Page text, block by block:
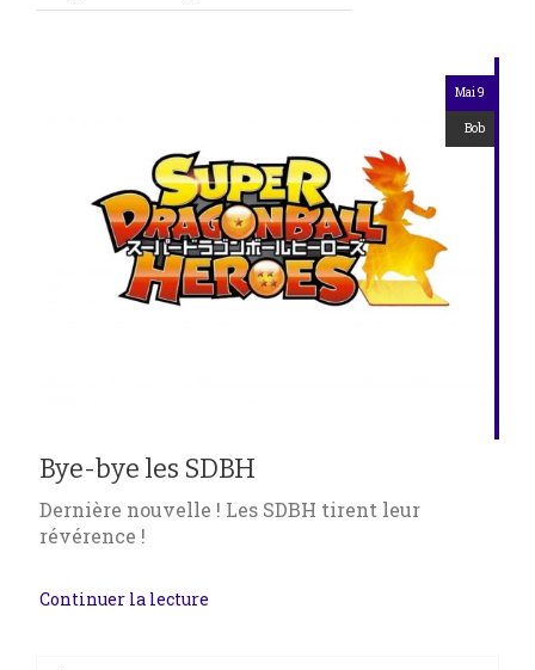
Mai 9
Bob
Bye-bye les SDBH
Dernière nouvelle ! Les SDBH tirent leur
révérence !
Continuer la lecture